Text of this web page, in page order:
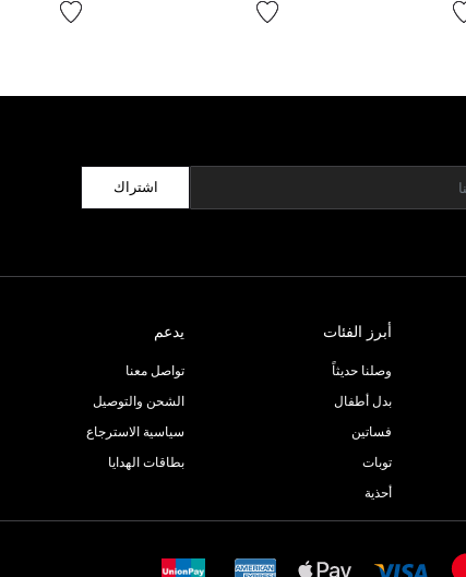
اشتراك
أبرز الفئات
وصلنا حديثاً
بدل أطفال
فساتين
توبات
أحذية
يدعم
تواصل معنا
الشحن والتوصيل
سياسية الاسترجاع
بطاقات الهدايا